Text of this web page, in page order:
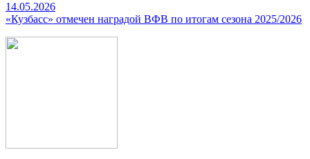
14.05.2026
«Кузбасс» отмечен наградой ВФВ по итогам сезона 2025/2026